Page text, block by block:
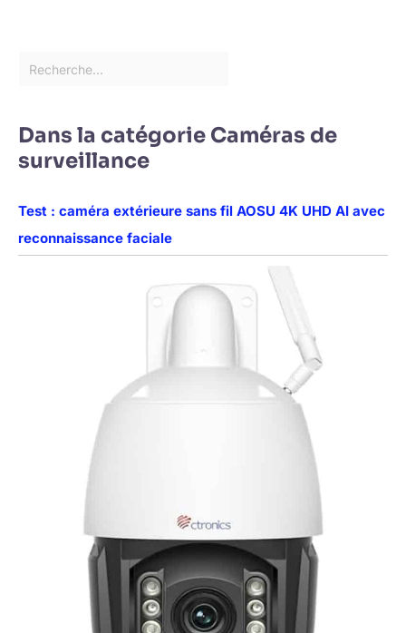
Dans la catégorie Caméras de
surveillance
Test : caméra extérieure sans fil AOSU 4K UHD AI avec
reconnaissance faciale